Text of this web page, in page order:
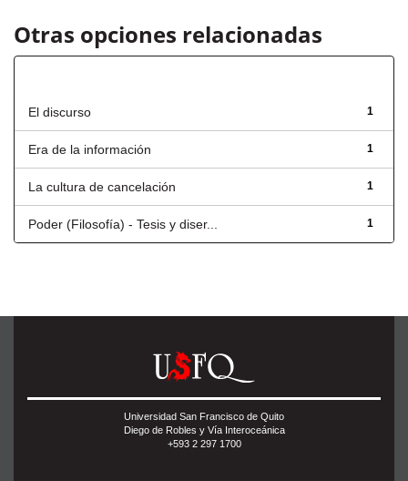
Otras opciones relacionadas
1
El discurso
1
Era de la información
1
La cultura de cancelación
1
Poder (Filosofía) - Tesis y diser...
Universidad San Francisco de Quito
Diego de Robles y Vía Interoceánica
+593 2 297 1700